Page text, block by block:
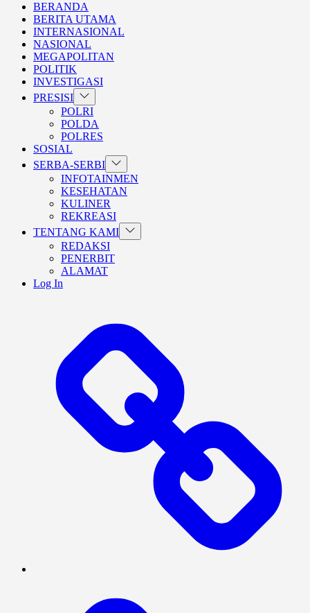
BERANDA
BERITA UTAMA
INTERNASIONAL
NASIONAL
MEGAPOLITAN
POLITIK
INVESTIGASI
PRESISI Show
sub
menu
POLRI
POLDA
POLRES
SOSIAL
SERBA-SERBI Show
sub
menu
INFOTAINMEN
KESEHATAN
KULINER
REKREASI
TENTANG KAMI Show
sub
REDAKSI
PENERBIT
ALAMAT
Log In